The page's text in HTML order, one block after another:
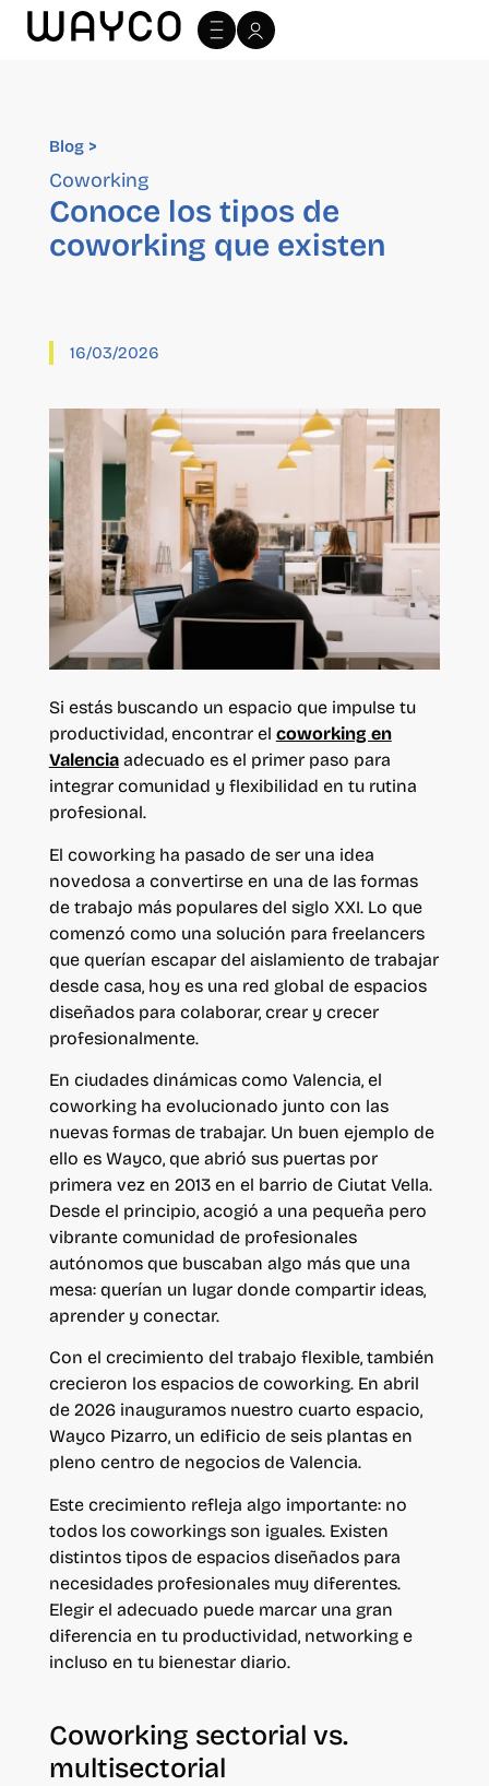
Blog >
Coworking
Conoce los tipos de
coworking que existen
16/03/2026
Si estás buscando un espacio que impulse tu
productividad, encontrar el coworking en
Valenciaadecuado es el primer paso para
integrar comunidad y flexibilidad en tu rutina
profesional.
El coworking ha pasado de ser una idea
novedosa a convertirse en una de las formas
de trabajo más populares del siglo XXI. Lo que
comenzó como una solución para freelancers
que querían escapar del aislamiento de trabajar
desde casa, hoy es una red global de espacios
diseñados para colaborar, crear y crecer
profesionalmente.
En ciudades dinámicas como Valencia, el
coworking ha evolucionado junto con las
nuevas formas de trabajar. Un buen ejemplo de
ello es Wayco, que abrió sus puertas por
primera vez en 2013 en el barrio de Ciutat Vella.
Desde el principio, acogió a una pequeña pero
vibrante comunidad de profesionales
autónomos que buscaban algo más que una
mesa: querían un lugar donde compartir ideas,
aprender y conectar.
Con el crecimiento del trabajo flexible, también
crecieron los espacios de coworking. En abril
de 2026 inauguramos nuestro cuarto espacio,
Wayco Pizarro, un edificio de seis plantas en
pleno centro de negocios de Valencia.
Este crecimiento refleja algo importante: no
todos los coworkings son iguales. Existen
distintos tipos de espacios diseñados para
necesidades profesionales muy diferentes.
Elegir el adecuado puede marcar una gran
diferencia en tu productividad, networking e
incluso en tu bienestar diario.
Coworking sectorial vs.
multisectorial